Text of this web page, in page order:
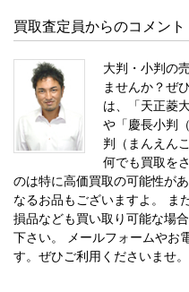
買取査定員からのコメント
大判・小判の
ませんか？ぜ
は、「天正菱
や「慶長小判
判（まんえん
何でも買取を
のは特に高価買取の可能性が
なるお品もございますよ。 ま
損品なども買い取り可能な場
下さい。 メールフォームやお
す。ぜひご利用くださいませ。